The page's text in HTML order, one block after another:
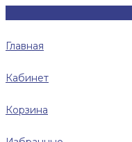
Главная
Кабинет
Корзина